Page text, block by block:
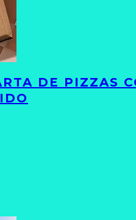
DE PIZZAS